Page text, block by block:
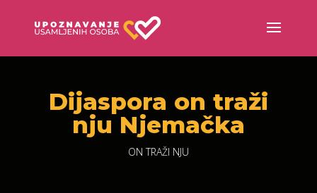
Dijaspora on traži
nju Njemačka
ON TRAŽI NJU